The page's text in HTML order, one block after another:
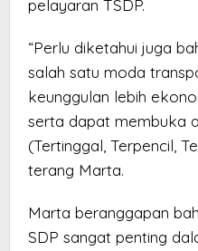
pelayaran TSDP.
“Perlu diketahui juga
salah satu moda
keunggulan lebih
serta dapat membuka
(Tertinggal, Terpencil,
terang Marta.
Marta beranggapan
SDP sangat penting